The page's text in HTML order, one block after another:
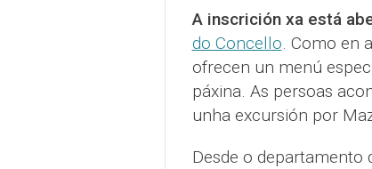
A inscrición xa está
do Concello. Como en
ofrecen un menú
páxina. As persoas
unha excursión por
Desde o departamento